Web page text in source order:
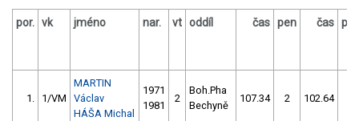
por. vk jméno nar. vt oddíl čas pen čas
1. 1/VM
MARTIN
Václav
HÁŠA Michal
1971
1981
2
Boh.Pha
Bechyně
107.34 2 102.64